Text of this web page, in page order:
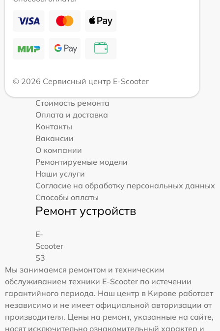
© 2026 Сервисный центр E-Scooter
Стоимость ремонта
Оплата и доставка
Контакты
Вакансии
О компании
Ремонтируемые модели
Наши услуги
Согласие на обработку персональных данных
Способы оплаты
Ремонт устройств
E-
Scooter
S3
Мы занимаемся ремонтом и техническим
обслуживанием техники E-Scooter по истечении
гарантийного периода. Наш центр в Кирове работает
независимо и не имеет официальной авторизации от
производителя. Цены на ремонт, указанные на сайте,
носят исключительно ознакомительный характер и